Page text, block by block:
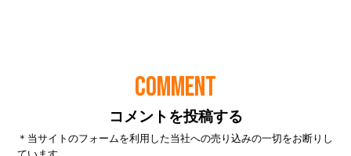
COMMENT
コメントを投稿する
＊当サイトのフォームを利用した当社への売り込みの一切をお断りし